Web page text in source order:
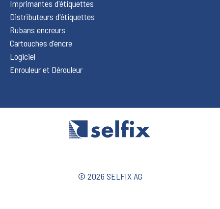
Imprimantes d'étiquettes
Distributeurs d'étiquettes
Rubans encreurs
Cartouches d'encre
Logiciel
Enrouleur et Dérouleur
© 2026 SELFIX AG